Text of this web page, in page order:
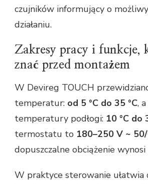
czujników informujący o
działaniu.
Zakresy pracy i funkcje,
znać przed montażem
W Devireg TOUCH
temperatur: od 5 °C do 35 °C,
temperatury podłogi: 10 °C do
termostatu to 180–250 V ~
dopuszczalne obciążenie wynosi
W praktyce sterowanie ułatwia